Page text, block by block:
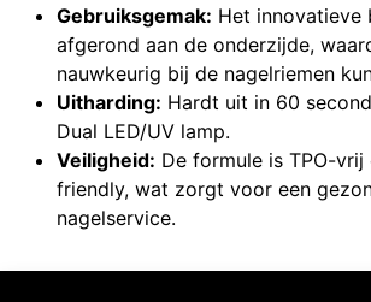
Gebruiksgemak: Het innovatieve
afgerond aan de onderzijde,
nauwkeurig bij de nagelriemen
Uitharding: Hardt uit in 60
Dual LED/UV lamp.
Veiligheid: De formule is TPO-vrij
friendly, wat zorgt voor een
nagelservice.